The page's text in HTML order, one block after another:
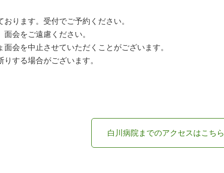
ります。受付でご予約ください。
会をご遠慮ください。
会を中止させていただくことがございます。
する場合がございます。
白川病院までのアクセスはこちら